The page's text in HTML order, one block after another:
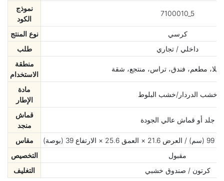
نموذج
الكود
7100010_5
نوع المنتج
كرسي
طلب
داخلي / تجاري
منطقة
الاستخدام
مطعم، فندق، تراس، منتجع، شقة
مادة
الإطار
خشب الدردار/خشب البلوط
قماش
منجد
جلد أو قماش عالي الجودة
مقاس
التخصيص
مقبول
التغليف
كرتون / صندوق خشبي